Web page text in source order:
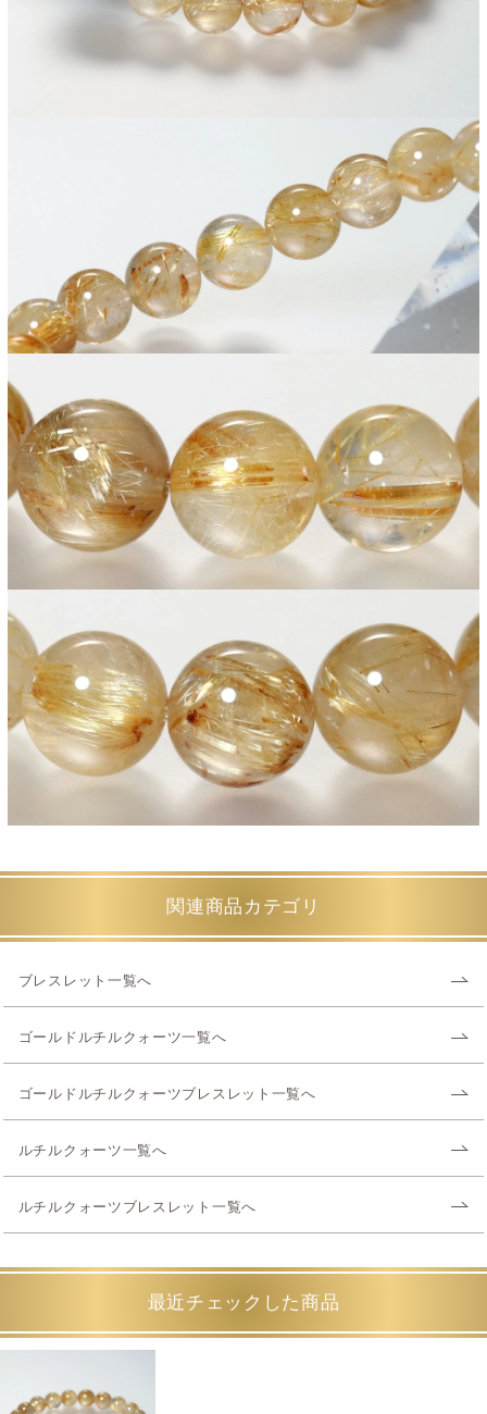
関連商品カテゴリ
ブレスレット一覧へ
ゴールドルチルクォーツ一覧へ
ゴールドルチルクォーツブレスレット一覧へ
ルチルクォーツ一覧へ
ルチルクォーツブレスレット一覧へ
最近チェックした商品